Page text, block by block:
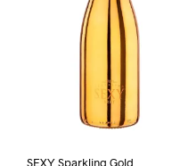
SEXY Sparkling Gold